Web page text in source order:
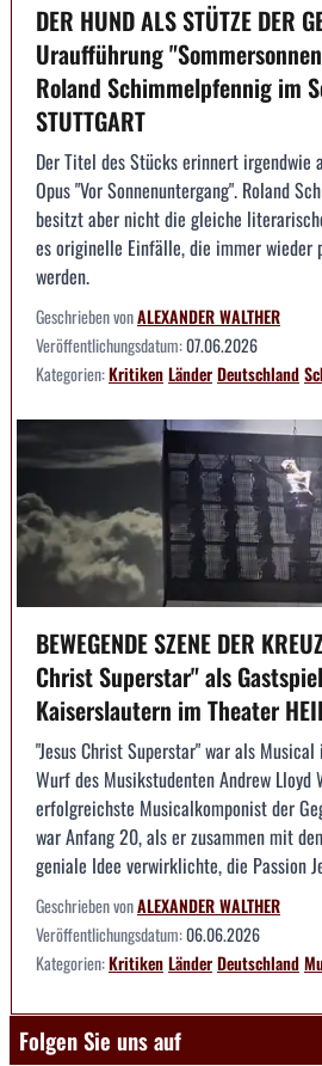
DER HUND ALS STÜTZE DER
Uraufführung
Roland Schimmelpfennig im
STUTTGART
Der Titel des Stücks erinnert irgendwie
Opus "Vor Sonnenuntergang". Roland
besitzt aber nicht die gleiche
es originelle Einfälle, die immer wieder
werden.
Geschrieben vonALEXANDER WALTHER
Veröffentlichungsdatum:07.06.2026
Kategorien:KritikenLänderDeutschland
BEWEGENDE SZENE DER
Christ Superstar" als
Kaiserslautern im Theater
"Jesus Christ Superstar" war als
Wurf des Musikstudenten Andrew Lloyd
erfolgreichste Musicalkomponist der
war Anfang 20, als er zusammen mit
geniale Idee verwirklichte, die Passion
Geschrieben vonALEXANDER WALTHER
Veröffentlichungsdatum:06.06.2026
Kategorien:KritikenLänderDeutschland
Folgen Sie uns auf